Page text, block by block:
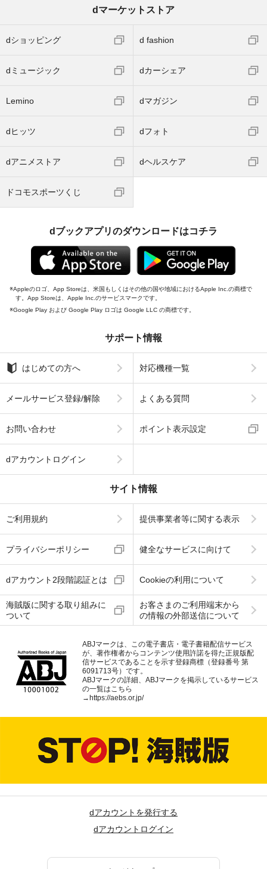
dマーケットストア
dショッピング d fashion
dミュージック dカーシェア
Lemino dマガジン
dヒッツ dフォト
dアニメストア dヘルスケア
ドコモスポーツくじ
dブックアプリのダウンロードはコチラ
Appleのロゴ、App Storeは、米国もしくはその他の国や地域におけるApple Inc.の商標で
す。App Storeは、Apple Inc.のサービスマークです。
Google Play および Google Play ロゴは Google LLC の商標です。
サポート情報
はじめての方へ 対応機種一覧
メールサービス登録/解除 よくある質問
お問い合わせ ポイント表示設定
dアカウントログイン
サイト情報
ご利用規約 提供事業者等に関する表示
プライバシーポリシー 健全なサービスに向けて
dアカウント2段階認証とは Cookieの利用について
海賊版に関する取り組みに
ついて
お客さまのご利用端末から
の情報の外部送信について
ABJマークは、この電子書店・電子書籍配信サービス
が、著作権者からコンテンツ使用許諾を得た正規版配
信サービスであることを示す登録商標（登録番号 第
6091713号）です。
ABJマークの詳細、ABJマークを掲示しているサービス
の一覧はこちら
→ https://aebs.or.jp/
dアカウントを発行する
dアカウントログイン